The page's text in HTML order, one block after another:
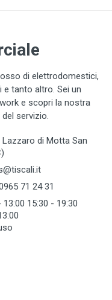
di elettrodomestici,
tanto altro. Sei un
e scopri la nostra
servizio.
di Motta San
71 24 31
15:30 - 19:30